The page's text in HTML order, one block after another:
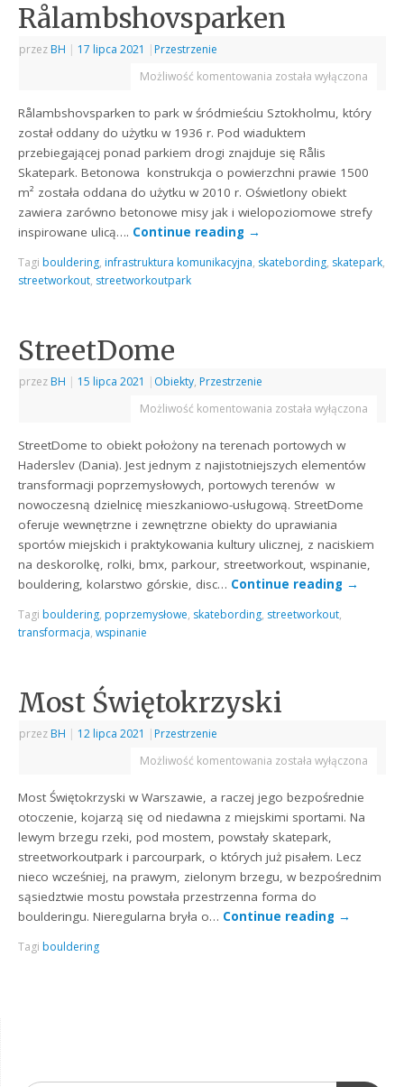
Rålambshovsparken
przez BH | 17 lipca 2021 | Przestrzenie
Możliwość komentowania została wyłączona
Rålambshovsparken to park w śródmieściu Sztokholmu, który
został oddany do użytku w 1936 r. Pod wiaduktem
przebiegającej ponad parkiem drogi znajduje się Rålis
Skatepark. Betonowa konstrukcja o powierzchni prawie 1500
m² została oddana do użytku w 2010 r. Oświetlony obiekt
zawiera zarówno betonowe misy jak i wielopoziomowe strefy
inspirowane ulicą…. Continue reading →
Tagi bouldering, infrastruktura komunikacyjna, skatebording, skatepark,
streetworkout, streetworkoutpark
StreetDome
przez BH | 15 lipca 2021 | Obiekty, Przestrzenie
Możliwość komentowania została wyłączona
StreetDome to obiekt położony na terenach portowych w
Haderslev (Dania). Jest jednym z najistotniejszych elementów
transformacji poprzemysłowych, portowych terenów w
nowoczesną dzielnicę mieszkaniowo-usługową. StreetDome
oferuje wewnętrzne i zewnętrzne obiekty do uprawiania
sportów miejskich i praktykowania kultury ulicznej, z naciskiem
na deskorolkę, rolki, bmx, parkour, streetworkout, wspinanie,
bouldering, kolarstwo górskie, disc… Continue reading →
Tagi bouldering, poprzemysłowe, skatebording, streetworkout,
transformacja,wspinanie
Most Świętokrzyski
przez BH | 12 lipca 2021 | Przestrzenie
Możliwość komentowania została wyłączona
Most Świętokrzyski w Warszawie, a raczej jego bezpośrednie
otoczenie, kojarzą się od niedawna z miejskimi sportami. Na
lewym brzegu rzeki, pod mostem, powstały skatepark,
streetworkoutpark i parcourpark, o których już pisałem. Lecz
nieco wcześniej, na prawym, zielonym brzegu, w bezpośrednim
sąsiedztwie mostu powstała przestrzenna forma do
boulderingu. Nieregularna bryła o… Continue reading →
Tagi bouldering